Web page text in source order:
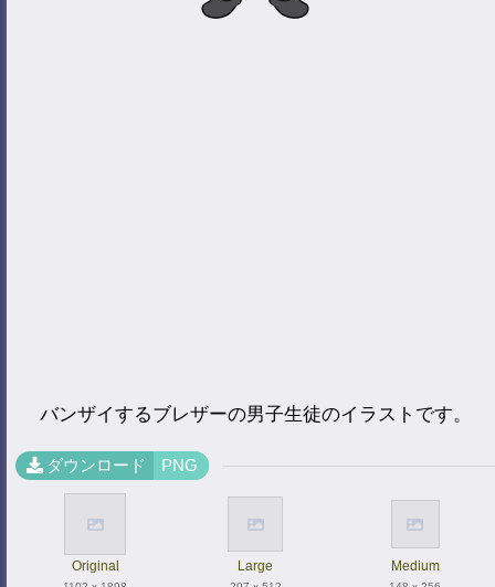
バンザイするブレザーの男子生徒のイラストです。
ダウンロード PNG
Original Large Medium